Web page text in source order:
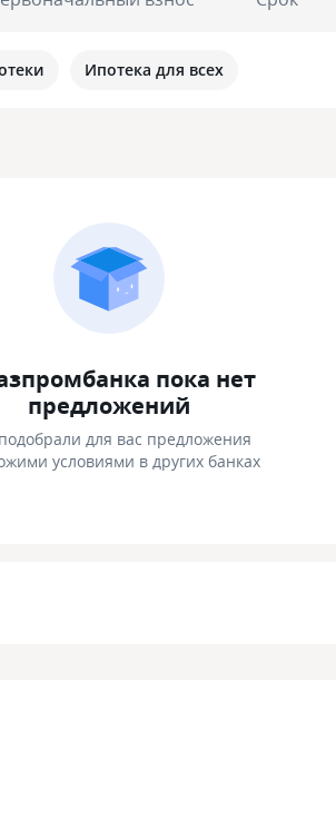
Ипотека для всех
пока нет
предложений
для вас предложения
условиями в других банках